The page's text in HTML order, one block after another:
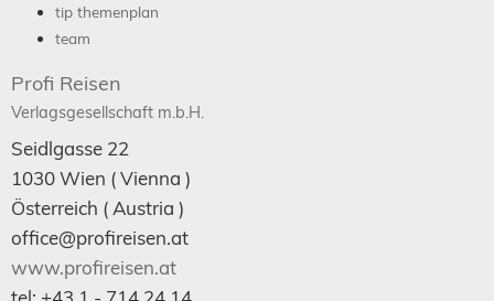
tip themenplan
team
Profi Reisen
Verlagsgesellschaft m.b.H.
Seidlgasse 22
1030Wien ( Vienna )
Österreich ( Austria )
office@profireisen.at
www.profireisen.at